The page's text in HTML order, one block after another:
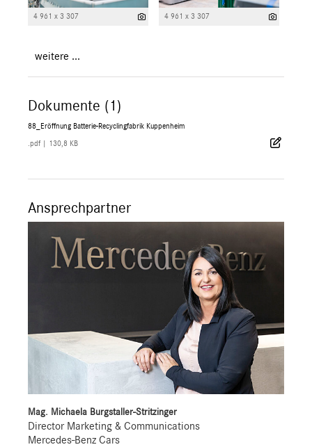
4 961 x 3 307 4 961 x 3 307
weitere ...
Dokumente (1)
88_Eröffnung Batterie-Recyclingfabrik Kuppenheim
.pdf 130,8 KB
Ansprechpartner
Mag. Michaela Burgstaller-Stritzinger
Director Marketing & Communications
Mercedes-Benz Cars